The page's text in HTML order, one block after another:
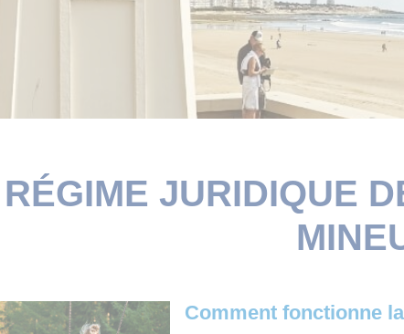
JURIDIQUE
Comment fonctionne